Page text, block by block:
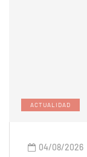
ACTUALIDAD
04/08/2026